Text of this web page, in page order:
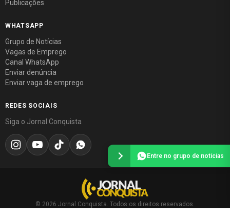
Publicações
WHATSAPP
Grupo de Notícias
Vagas de Emprego
Canal WhatsApp
Enviar denúncia
Enviar vaga de emprego
REDES SOCIAIS
Siga o Jornal Conquista
© 2026 Jornal Conquista. Todos os direitos reservados.
Entre no grupo de notícias